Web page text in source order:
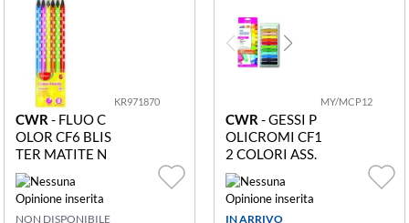
KR971870
CWR - FLUO C
OLOR CF6 BLIS
TER MATITE N
EON ASS KR97
1870 CF6 BLIS
TER MATITE N
NON DISPONIBILE
MY/MCP12
CWR - GESSI P
OLICROMI CF1
2 COLORI ASS.
MY/MCP12 Ges
si policromi in co
lori assortiti sca
IN ARRIVO